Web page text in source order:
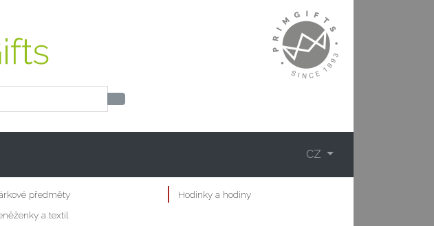
CZ
předměty
Hodinky a hodiny
a textil